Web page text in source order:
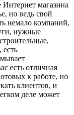
Интернет магазина
но ведь свой
немало компаний,
нужные
есть отличная
к работе, но
клиентов, и
деле может